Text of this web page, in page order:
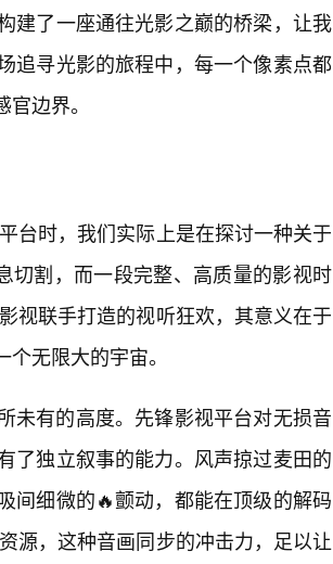
建了一座通往光影之巅的桥梁，让我
追寻光影的旅程中，每一个像素点都
边界。
台时，我们实际上是在探讨一种关于
切割，而一段完整、高质量的影视时
视联手打造的视听狂欢，其意义在于
无限大的宇宙。
未有的高度。先锋影视平台对无损音
了独立叙事的能力。风声掠过麦田的
间细微的🔥颤动，都能在顶级的解码
源，这种音画同步的冲击力，足以让